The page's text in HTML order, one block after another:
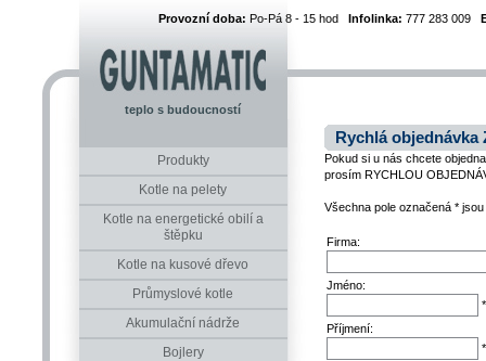
Provozní doba: Po-Pá 8 - 15 hod Infolinka: 777 283 009
teplo s budoucností
Produkty
Kotle na pelety
Kotle na energetické obilí a
štěpku
Kotle na kusové dřevo
Průmyslové kotle
Akumulační nádrže
Bojlery
Rychlá objednávka
Pokud si u nás chcete
prosím RYCHLOU
Všechna pole označená *
Firma:
Jméno:
*
Příjmení:
*